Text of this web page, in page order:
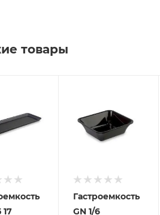
товары
17
Гастроемкость
GN 1/6